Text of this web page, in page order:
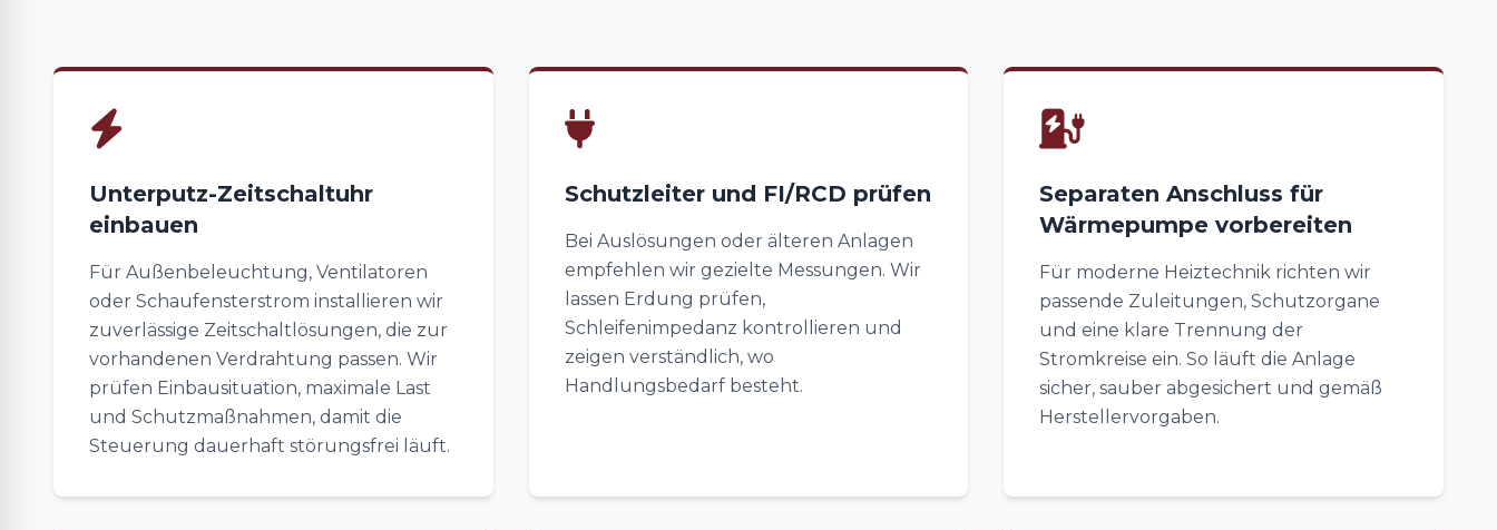
Unterputz-Zeitschaltuhr
einbauen
Für Außenbeleuchtung, Ventilatoren
oder Schaufensterstrom installieren wir
zuverlässige Zeitschaltlösungen, die zur
vorhandenen Verdrahtung passen. Wir
prüfen Einbausituation, maximale Last
und Schutzmaßnahmen, damit die
Steuerung dauerhaft störungsfrei läuft.
Schutzleiter und FI/RCD prüfen
Bei Auslösungen oder älteren Anlagen
empfehlen wir gezielte Messungen. Wir
lassen Erdung prüfen,
Schleifenimpedanz kontrollieren und
zeigen verständlich, wo
Handlungsbedarf besteht.
Separaten Anschluss für
Wärmepumpe vorbereiten
Für moderne Heiztechnik richten wir
passende Zuleitungen, Schutzorgane
und eine klare Trennung der
Stromkreise ein. So läuft die Anlage
sicher, sauber abgesichert und gemäß
Herstellervorgaben.